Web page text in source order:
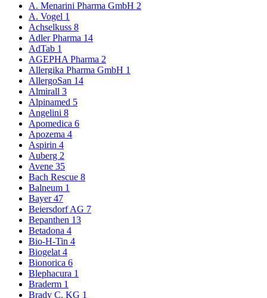
A. Menarini Pharma GmbH 2
A. Vogel 1
Achselkuss 8
Adler Pharma 14
AdTab 1
AGEPHA Pharma 2
Allergika Pharma GmbH 1
AllergoSan 14
Almirall 3
Alpinamed 5
Angelini 8
Apomedica 6
Apozema 4
Aspirin 4
Auberg 2
Avene 35
Bach Rescue 8
Balneum 1
Bayer47
Beiersdorf AG 7
Bepanthen 13
Betadona 4
Bio-H-Tin 4
Biogelat 4
Bionorica 6
Blephacura 1
Braderm 1
Brady C. KG 1